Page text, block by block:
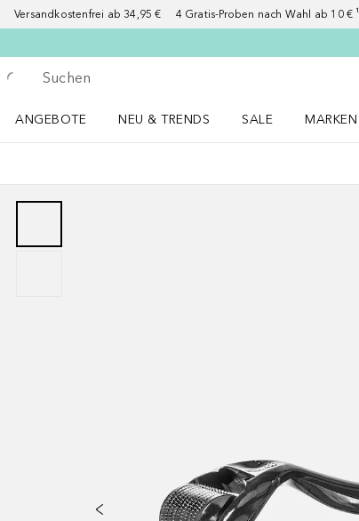
Versandkostenfrei ab 34,95 € 4 Gratis-Proben nach Wahl ab 10 € ¹
Gehe zurück
Suche ausführen
ANGEBOTE
NEU & TRENDS
SALE
MARKEN